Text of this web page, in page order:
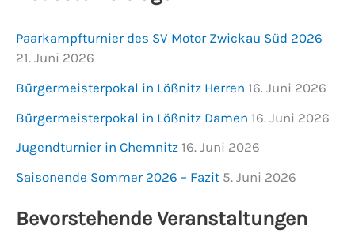
Paarkampfturnier des SV Motor Zwickau Süd 2026
21. Juni 2026
Bürgermeisterpokal in Lößnitz Herren 16. Juni 2026
Bürgermeisterpokal in Lößnitz Damen 16. Juni 2026
Jugendturnier in Chemnitz 16. Juni 2026
Saisonende Sommer 2026 – Fazit 5. Juni 2026
Bevorstehende Veranstaltungen